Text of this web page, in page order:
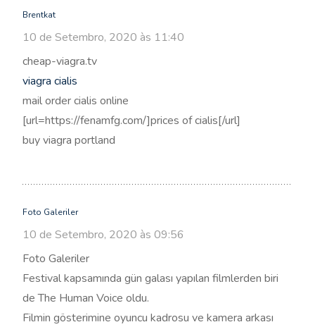
Brentkat
10 de Setembro, 2020 às 11:40
cheap-viagra.tv
viagra cialis
mail order cialis online
[url=https://fenamfg.com/]prices of cialis[/url]
buy viagra portland
Foto Galeriler
10 de Setembro, 2020 às 09:56
Foto Galeriler
Festival kapsamında gün galası yapılan filmlerden biri
de The Human Voice oldu.
Filmin gösterimine oyuncu kadrosu ve kamera arkası